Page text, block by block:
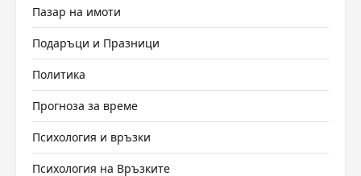
Пазар на имоти
Подаръци и Празници
Политика
Прогноза за време
Психология и връзки
Психология на Връзките